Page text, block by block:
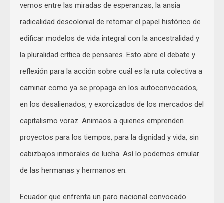
vemos entre las miradas de esperanzas, la ansia
radicalidad descolonial de retomar el papel histórico de
edificar modelos de vida integral con la ancestralidad y
la pluralidad crítica de pensares. Esto abre el debate y
reflexión para la acción sobre cuál es la ruta colectiva a
caminar como ya se propaga en los autoconvocados,
en los desalienados, y exorcizados de los mercados del
capitalismo voraz. Animaos a quienes emprenden
proyectos para los tiempos, para la dignidad y vida, sin
cabizbajos inmorales de lucha. Así lo podemos emular
de las hermanas y hermanos en:
Ecuador que enfrenta un paro nacional convocado